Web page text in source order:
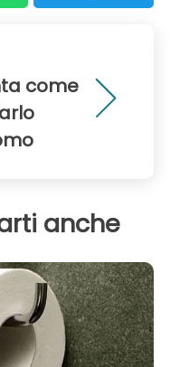
come
anche